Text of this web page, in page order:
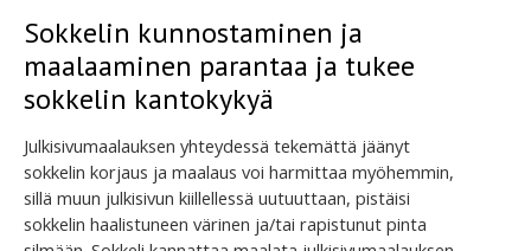
Sokkelin kunnostaminen ja
maalaaminen parantaa ja tukee
sokkelin kantokykyä
Julkisivumaalauksen yhteydessä tekemättä jäänyt
sokkelin korjaus ja maalaus voi harmittaa myöhemmin,
sillä muun julkisivun kiillellessä uutuuttaan, pistäisi
sokkelin haalistuneen värinen ja/tai rapistunut pinta